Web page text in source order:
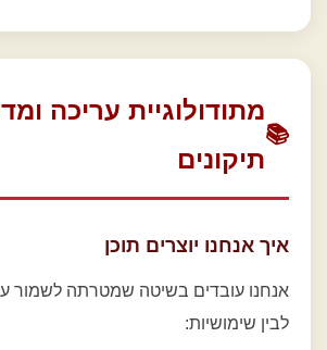
📚
מתודולוגיית עריכה
תיקונים
איך אנחנו יוצרים תוכן
אנחנו עובדים בשיטה שמטרתה לשמור על
לבין שימושיות: